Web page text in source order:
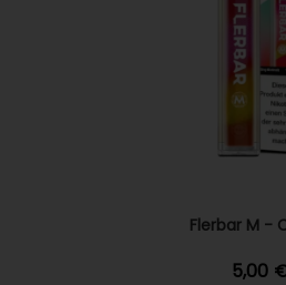
Flerbar M -
5,00